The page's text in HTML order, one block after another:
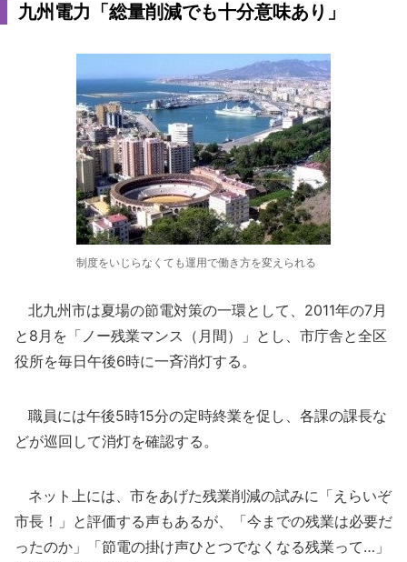
九州電力「総量削減でも十分意味あり」
制度をいじらなくても運用で働き方を変えられる
北九州市は夏場の節電対策の一環として、2011年の7月
と8月を「ノー残業マンス（月間）」とし、市庁舎と全区
役所を毎日午後6時に一斉消灯する。
職員には午後5時15分の定時終業を促し、各課の課長な
どが巡回して消灯を確認する。
ネット上には、市をあげた残業削減の試みに「えらいぞ
市長！」と評価する声もあるが、「今までの残業は必要だ
ったのか」「節電の掛け声ひとつでなくなる残業って…」